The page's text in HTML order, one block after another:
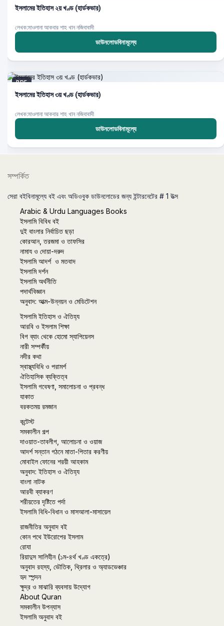
ইসলামের ইতিহাস ২য় খণ্ড (হার্ডকভার)
লেখক:মাওলানা আকবার শাহ খান নজিবাবাদী
ডাউনলোডবিনামূল্যে
PDF
ইসলামের ইতিহাস ৩য় খণ্ড (হার্ডকভার)
লেখক:মাওলানা আকবার শাহ খান নজিবাবাদী
ডাউনলোডবিনামূল্যে
সম্পর্কিত
সেরা বইবিনামূল্যে বই এবং অডিওবুক ডাউনলোডের জন্য ইন্টারনেটের # 1 উত্স
Arabic & Urdu Languages Books
ইসলামি বিবিধ বই
দুই বাংলার নির্বাচিত ছড়া
কোরআন, তরজমা ও তাফসির
নামায ও দোয়া-দরুদ
ইসলামি আদর্শ ও মতবাদ
ইসলামি দর্শন
ইসলামি অর্থনীতি
পদার্থবিজ্ঞান
অনুবাদ: আত্ম-উন্নয়ন ও মেডিটেশন
ইসলামি ইতিহাস ও ঐতিহ্য
আরবি ও ইসলাম শিক্ষা
বিগ ব্যাং থেকে হোমো স্যাপিয়েনস
নারী সম্পর্কীয়
নদীর কথা
স্বাস্থ্যবিধি ও পরামর্শ
ঐতিহাসিক ব্যক্তিত্ব
ইসলামি গবেষণা, সমালোচনা ও প্রবন্ধ
যাকাত
বরকতময় রমজান
কন্টেস্ট
সমকালীন গল্প
দাওয়াত-তাবলীগ, আলোচনা ও ওয়াজ
আদর্শ সন্তান গঠনে মাতা-পিতার করণীয়
মোবাইল ফোনের শরয়ী আহকাম
অনুবাদ: ইতিহাস ও ঐতিহ্য
বাংলা নাটক
আরবী ব্যাকরণ
শরীয়তের দৃষ্টিতে পর্দা
ইসলামি বিধি-বিধান ও মাসআলা-মাসায়েল
রাজনীতির অনুবাদ বই
কোন পথে ইউরোপের ইসলাম
রোযা
রিয়াদুস সালিহীন (১ম-৪র্থ খণ্ড একত্রে)
অনুবাদ রহস্য, ভৌতিক, থ্রিলার ও অ্যাডভেঞ্চার
হৃদ স্পন্দন
ক্ষুদ্র ও মাঝারি ব্যবসায় উদ্যোগ
About Quran
সমকালীন উপন্যাস
ইসলামি অনুবাদ বই